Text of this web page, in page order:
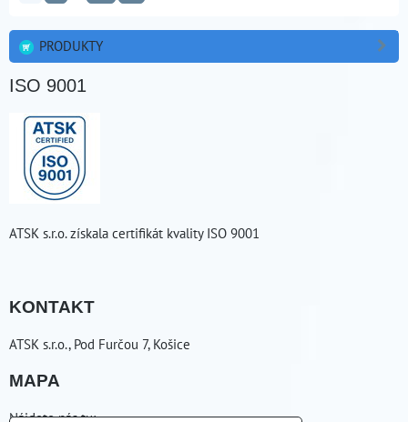
PRODUKTY
ISO 9001
ATSK s.r.o. získala certifikát kvality ISO 9001
KONTAKT
ATSK s.r.o., Pod Furčou 7, Košice
MAPA
Nájdete nás tu: